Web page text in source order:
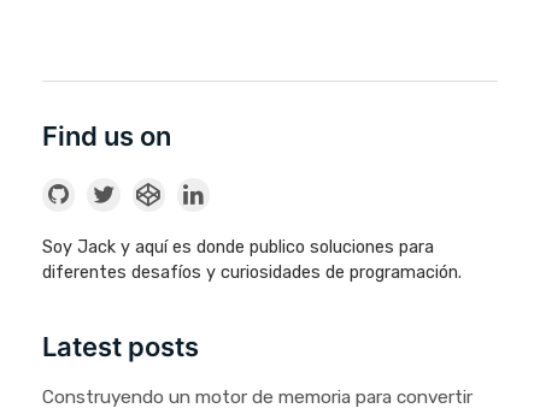
Find us on
Soy Jack y aquí es donde publico soluciones para
diferentes desafíos y curiosidades de programación.
Latest posts
Construyendo un motor de memoria para convertir